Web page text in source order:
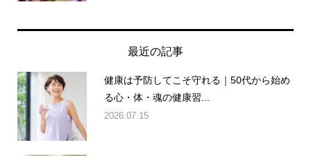
最近の記事
健康は予防してこそ守れる｜50代から始め
る心・体・魂の健康習...
2026.07.15